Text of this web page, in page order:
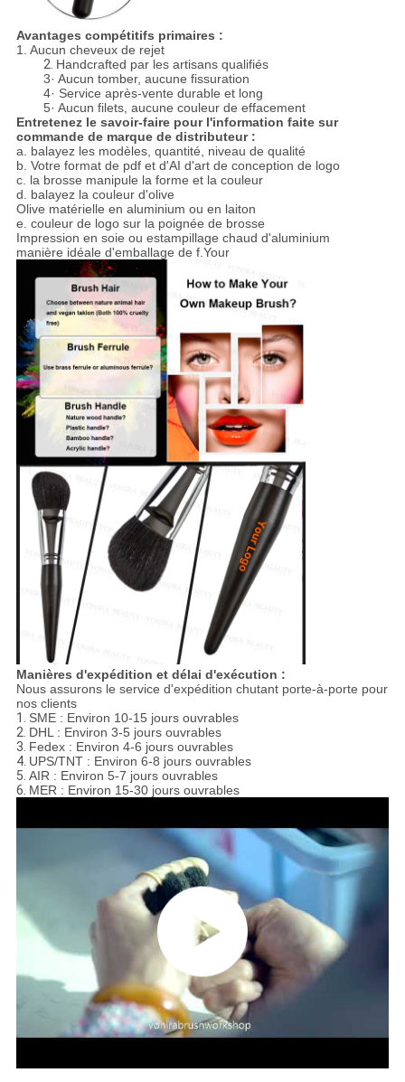
Avantages compétitifs primaires :
1. Aucun cheveux de rejet
2. Handcrafted par les artisans qualifiés
3· Aucun tomber, aucune fissuration
4· Service après-vente durable et long
5· Aucun filets, aucune couleur de effacement
Entretenez le savoir-faire pour l'information faite sur
commande de marque de distributeur :
a. balayez les modèles, quantité, niveau de qualité
b. Votre format de pdf et d'AI d'art de conception de logo
c. la brosse manipule la forme et la couleur
d. balayez la couleur d'olive
Olive matérielle en aluminium ou en laiton
e. couleur de logo sur la poignée de brosse
Impression en soie ou estampillage chaud d'aluminium
manière idéale d'emballage de f.Your
Manières d'expédition et délai d'exécution :
Nous assurons le service d'expédition chutant porte-à-porte pour
nos clients
1. SME : Environ 10-15 jours ouvrables
2. DHL : Environ 3-5 jours ouvrables
3. Fedex : Environ 4-6 jours ouvrables
4. UPS/TNT : Environ 6-8 jours ouvrables
5. AIR : Environ 5-7 jours ouvrables
6. MER : Environ 15-30 jours ouvrables